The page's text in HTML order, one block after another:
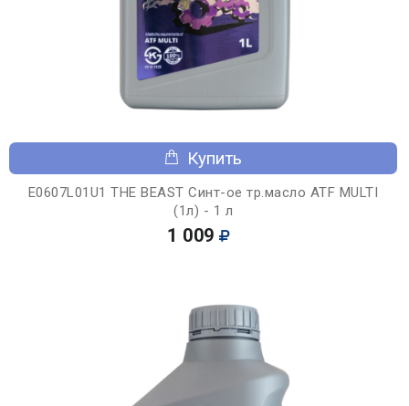
Купить
E0607L01U1 THE BEAST Синт-ое тр.масло ATF MULTI
(1л) - 1 л
1 009